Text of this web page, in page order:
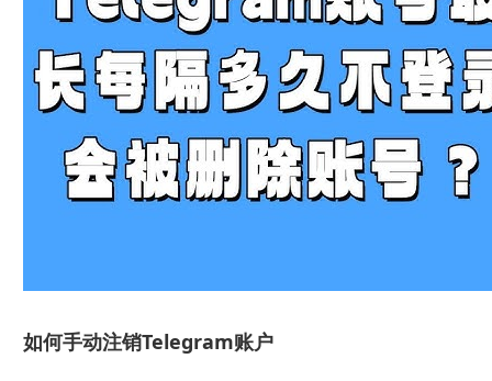
如何手动注销Telegram账户